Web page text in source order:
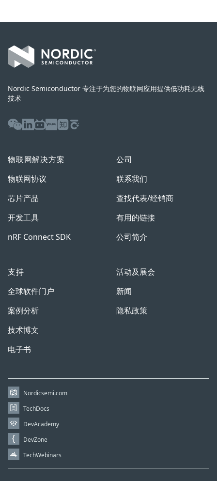
Nordic Semiconductor 专注于为您的物联网应用提供低功耗无线
技术
WeChatLinkedIn
BilibiliYoukuZhihuBaijiahao
物联网解决方案
物联网协议
芯片产品
开发工具
nRF Connect SDK
支持
全球软件门户
案例分析
技术博文
电子书
公司
联系我们
查找代表/经销商
有用的链接
公司简介
活动及展会
新闻
隐私政策
Nordicsemi.com
TechDocs
DevAcademy
DevZone
TechWebinars